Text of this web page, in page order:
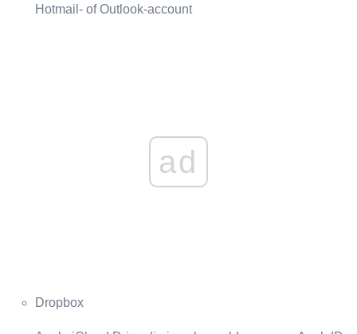
Hotmail- of Outlook-account
ad
Dropbox